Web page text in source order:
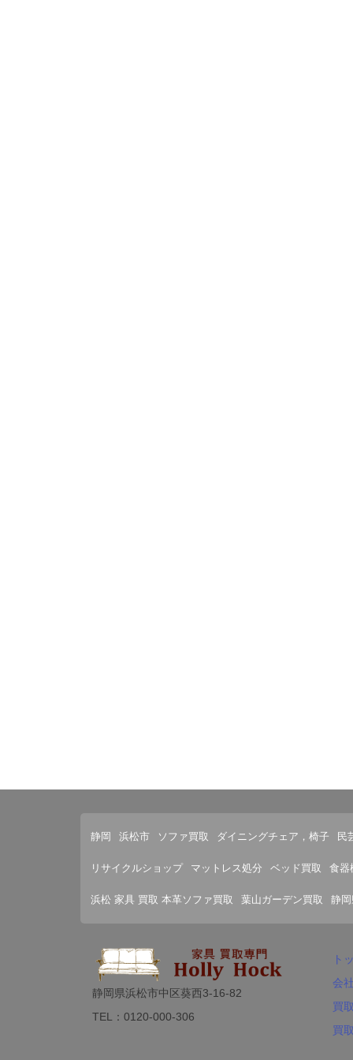
静岡 浜松市 ソファ買取 ダイニングチェア，椅子 民
リサイクルショップ マットレス処分 ベッド買取 食器
浜松 家具 買取 本革ソファ買取 葉山ガーデン買取 静
静岡県浜松市中区葵西3-16-82
TEL：0120-000-306
ト
会
買
買